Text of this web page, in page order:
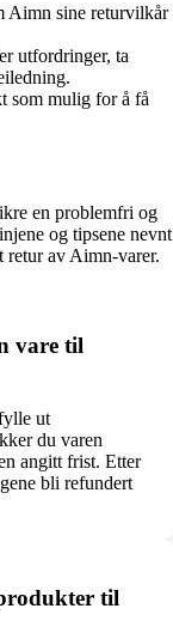
Aimn sine returvilkår
utfordringer, ta
som mulig for å få
en problemfri og
og tipsene nevnt
retur av Aimn-varer.
vare til
ut
du varen
angitt frist. Etter
bli refundert
til